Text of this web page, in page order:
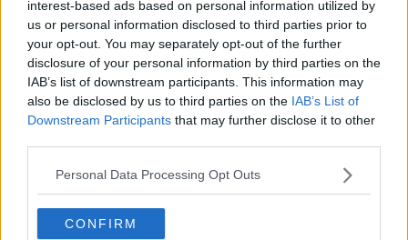
interest-based ads based on personal information utilized by
us or personal information disclosed to third parties prior to
your opt-out. You may separately opt-out of the further
disclosure of your personal information by third parties on the
IAB’s list of downstream participants. This information may
also be disclosed by us to third parties on the IAB’s List of
Downstream Participants that may further disclose it to other
Personal Data Processing Opt Outs
CONFIRM
PROVINCIA DI FIRENZE —Questi i prezzi dei carburantirilevati al
giorno 25 April 2026dalMinistero dello sviluppo economico